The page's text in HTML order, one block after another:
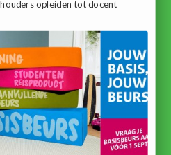
opleiden tot docent